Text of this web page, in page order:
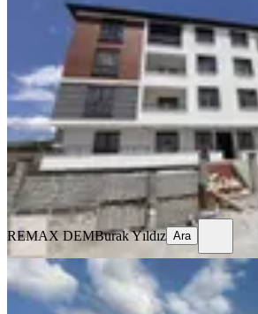
Remax Dem'den
2+1 Kiralık Daire
Merkez, Başbağlar
2+1·90 m²· 1. Kat
20.000 ₺
REMAX DEMBurak Yıldız
REMAX DEMBurak Yıldız Ara
MANZARALI
%9
Remax Dem'den
Eşyalı Kiralık 1+1